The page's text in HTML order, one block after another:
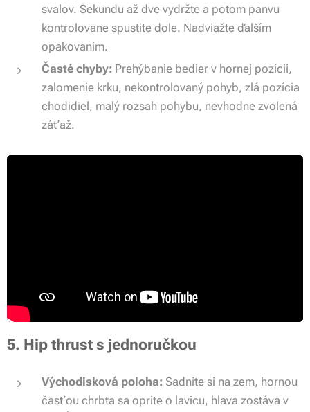
svalov. Sekundu až dve vydržte a potom panvu
kontrolovane spustite dole. Nadviažte ďalším
opakovaním.
Časté chyby: Prehýbanie bedier v hornej pozícii,
zalomenie krku, nekontrolovaný pohyb, zlá pozícia
chodidiel, malý rozsah pohybu, nevhodne zvolená
záťaž.
5. Hip thrust s jednoručkou
Východisková poloha: Sadnite si na zem, hornou
časťou chrbta sa oprite o lavicu, hlava zostáva v